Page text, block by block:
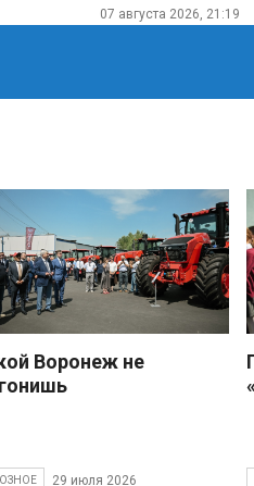
07 августа 2026, 21:19
Воронеж не
29 июля 2026